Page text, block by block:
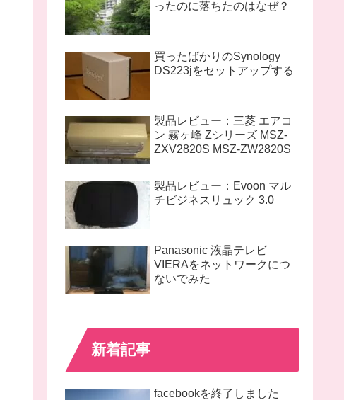
ったのに落ちたのはなぜ？
買ったばかりのSynology
DS223jをセットアップする
製品レビュー：三菱 エアコ
ン 霧ヶ峰 Zシリーズ MSZ-
ZXV2820S MSZ-ZW2820S
製品レビュー：Evoon マル
チビジネスリュック 3.0
Panasonic 液晶テレビ
VIERAをネットワークにつ
ないでみた
新着記事
facebookを終了しました